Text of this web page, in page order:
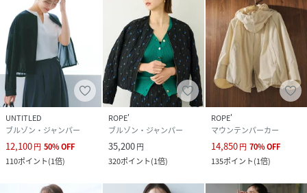
UNTITLED
ブルゾン・ジャンパー
12,100円 50%OFF
110ポイント(1倍)
ROPE'
ブルゾン・ジャンパー
35,200円
320ポイント(1倍)
ROPE'
マウンテンパーカー
14,850円 70%OFF
135ポイント(1倍)